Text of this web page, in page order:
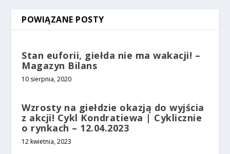
POWIĄZANE POSTY
Stan euforii, giełda nie ma wakacji! –
Magazyn Bilans
10 sierpnia, 2020
Wzrosty na giełdzie okazją do wyjścia
z akcji! Cykl Kondratiewa | Cyklicznie
o rynkach – 12.04.2023
12 kwietnia, 2023